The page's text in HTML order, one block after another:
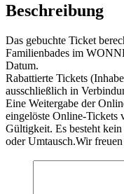
Beschreibung
Das gebuchte Ticket
Familienbades im
Datum.
Rabattierte Tickets
ausschließlich in
Eine Weitergabe der
eingelöste Online-Tickets
Gültigkeit. Es besteht
oder Umtausch.Wir